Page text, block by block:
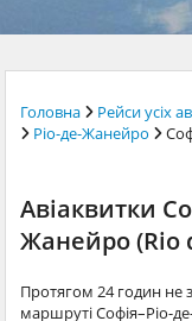
Головна Рейси усіх
Ріо-де-Жанейро
Авіаквитки
Жанейро (Rio
Протягом 24 годин не
маршруті Софія–Ріо-